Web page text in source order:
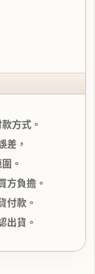
方式。
差，
。
方負擔。
付款。
出貨。